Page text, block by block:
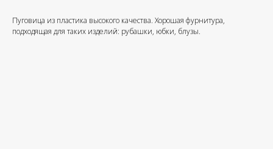
Пуговица из пластика высокого качества. Хорошая фурнитура,
подходящая для таких изделий: рубашки, юбки, блузы.